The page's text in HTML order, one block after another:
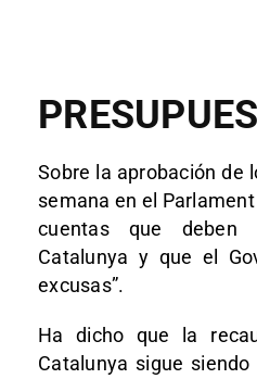
Sobre la aprobación de
semana en el
cuentas que deben
Catalunya y que el
excusas”.
Ha dicho que la
Catalunya sigue siendo